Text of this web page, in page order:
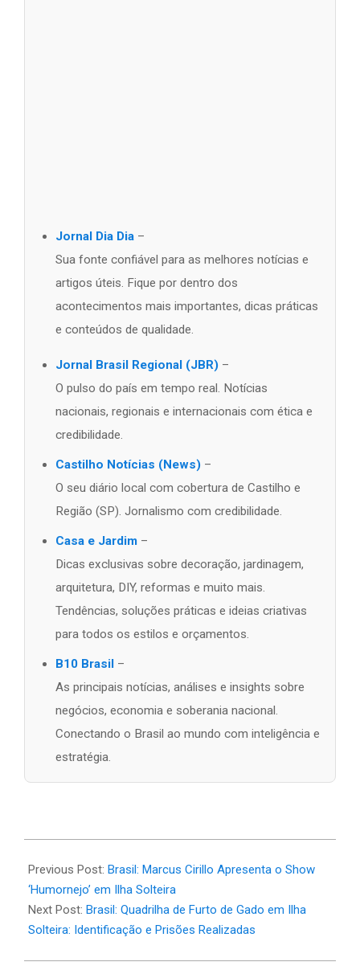
Jornal Dia Dia –
Sua fonte confiável para as melhores notícias e
artigos úteis. Fique por dentro dos
acontecimentos mais importantes, dicas práticas
e conteúdos de qualidade.
Jornal Brasil Regional (JBR) –
O pulso do país em tempo real. Notícias
nacionais, regionais e internacionais com ética e
credibilidade.
Castilho Notícias (News) –
O seu diário local com cobertura de Castilho e
Região (SP). Jornalismo com credibilidade.
Casa e Jardim –
Dicas exclusivas sobre decoração, jardinagem,
arquitetura, DIY, reformas e muito mais.
Tendências, soluções práticas e ideias criativas
para todos os estilos e orçamentos.
B10 Brasil –
As principais notícias, análises e insights sobre
negócios, economia e soberania nacional.
Conectando o Brasil ao mundo com inteligência e
estratégia.
05-
20
Previous Post: Brasil: Marcus Cirillo Apresenta o Show
‘Humornejo’ em Ilha Solteira
Next Post: Brasil: Quadrilha de Furto de Gado em Ilha
Solteira: Identificação e Prisões Realizadas